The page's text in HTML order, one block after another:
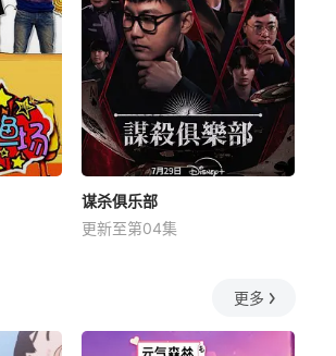
谋杀俱乐部
更新至第04集
更多